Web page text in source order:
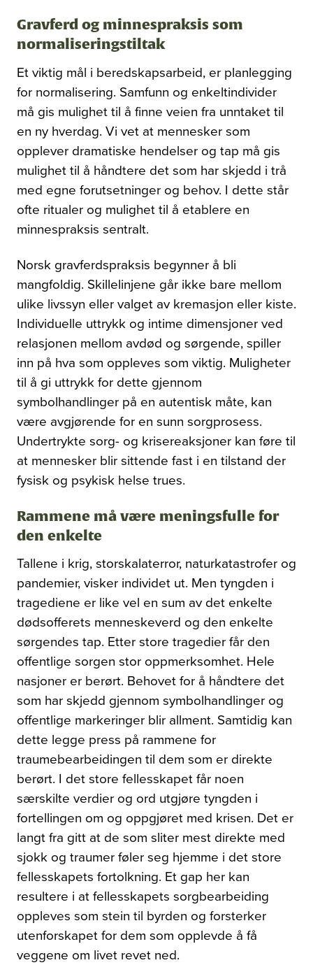
Gravferd og minnespraksis som
normaliseringstiltak
Et viktig mål i beredskapsarbeid, er planlegging
for normalisering. Samfunn og enkeltindivider
må gis mulighet til å finne veien fra unntaket til
en ny hverdag. Vi vet at mennesker som
opplever dramatiske hendelser og tap må gis
mulighet til å håndtere det som har skjedd i trå
med egne forutsetninger og behov. I dette står
ofte ritualer og mulighet til å etablere en
minnespraksis sentralt.
Norsk gravferdspraksis begynner å bli
mangfoldig. Skillelinjene går ikke bare mellom
ulike livssyn eller valget av kremasjon eller kiste.
Individuelle uttrykk og intime dimensjoner ved
relasjonen mellom avdød og sørgende, spiller
inn på hva som oppleves som viktig. Muligheter
til å gi uttrykk for dette gjennom
symbolhandlinger på en autentisk måte, kan
være avgjørende for en sunn sorgprosess.
Undertrykte sorg- og krisereaksjoner kan føre til
at mennesker blir sittende fast i en tilstand der
fysisk og psykisk helse trues.
Rammene må være meningsfulle for
den enkelte
Tallene i krig, storskalaterror, naturkatastrofer og
pandemier, visker individet ut. Men tyngden i
tragediene er like vel en sum av det enkelte
dødsofferets menneskeverd og den enkelte
sørgendes tap. Etter store tragedier får den
offentlige sorgen stor oppmerksomhet. Hele
nasjoner er berørt. Behovet for å håndtere det
som har skjedd gjennom symbolhandlinger og
offentlige markeringer blir allment. Samtidig kan
dette legge press på rammene for
traumebearbeidingen til dem som er direkte
berørt. I det store fellesskapet får noen
særskilte verdier og ord utgjøre tyngden i
fortellingen om og oppgjøret med krisen. Det er
langt fra gitt at de som sliter mest direkte med
sjokk og traumer føler seg hjemme i det store
fellesskapets fortolkning. Et gap her kan
resultere i at fellesskapets sorgbearbeiding
oppleves som stein til byrden og forsterker
utenforskapet for dem som opplevde å få
veggene om livet revet ned.